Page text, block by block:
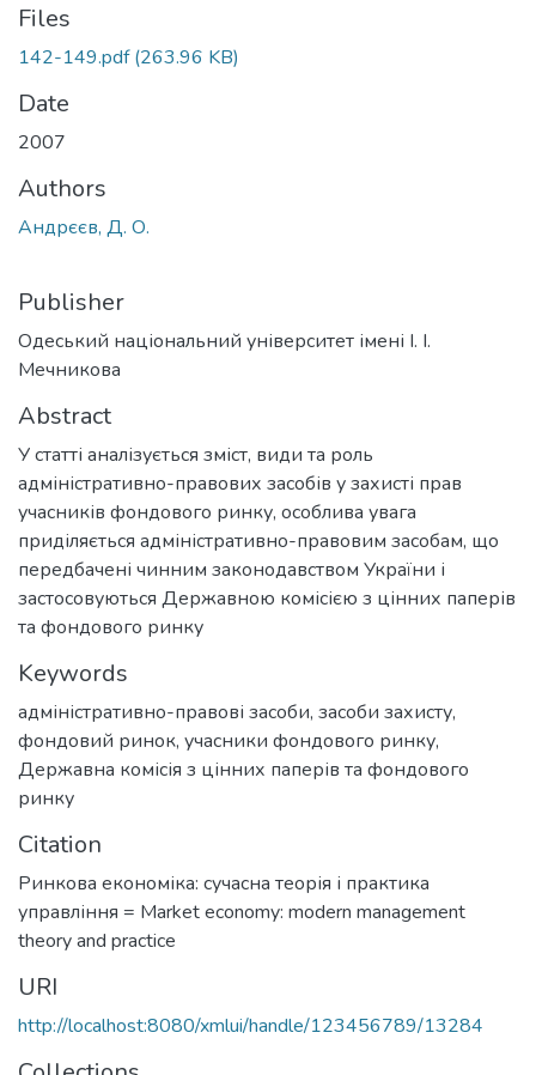
Files
142-149.pdf(263.96 KB)
Date
2007
Authors
Андрєєв, Д. О.
Publisher
Одеський національний університет імені І. І.
Мечникова
Abstract
У статті аналізується зміст, види та роль
адміністративно-правових засобів у захисті прав
учасників фондового ринку, особлива увага
приділяється адміністративно-правовим засобам, що
передбачені чинним законодавством України і
застосовуються Державною комісією з цінних паперів
та фондового ринку
Keywords
адміністративно-правові засоби, засоби захисту,
фондовий ринок, учасники фондового ринку,
Державна комісія з цінних паперів та фондового
ринку
Citation
Ринкова економіка: сучасна теорія і практика
управління = Market economy: modern management
theory and practice
URI
http://localhost:8080/xmlui/handle/123456789/13284